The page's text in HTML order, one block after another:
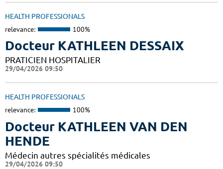
HEALTH PROFESSIONALS
relevance: 100%
Docteur KATHLEEN DESSAIX
PRATICIEN HOSPITALIER
29/04/2026 09:50
HEALTH PROFESSIONALS
relevance: 100%
Docteur KATHLEEN VAN DEN
HENDE
Médecin autres spécialités médicales
29/04/2026 09:50